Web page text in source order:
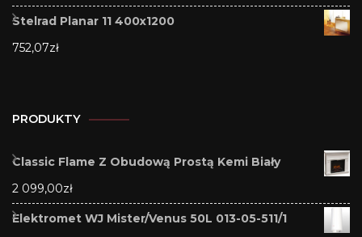
Stelrad Planar 11 400x1200
752,07zł
PRODUKTY
Classic Flame Z Obudową Prostą Kemi Biały
2 099,00zł
Elektromet WJ Mister/Venus 50L 013-05-511/1